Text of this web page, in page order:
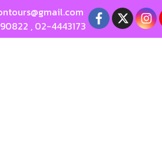
, 02-4443173